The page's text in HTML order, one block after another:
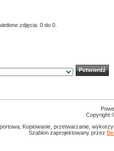
zdjęcia: 0 do 0.
Copyright
Kopiowanie, przetwarzanie,
Szablon zaprojektowany przez